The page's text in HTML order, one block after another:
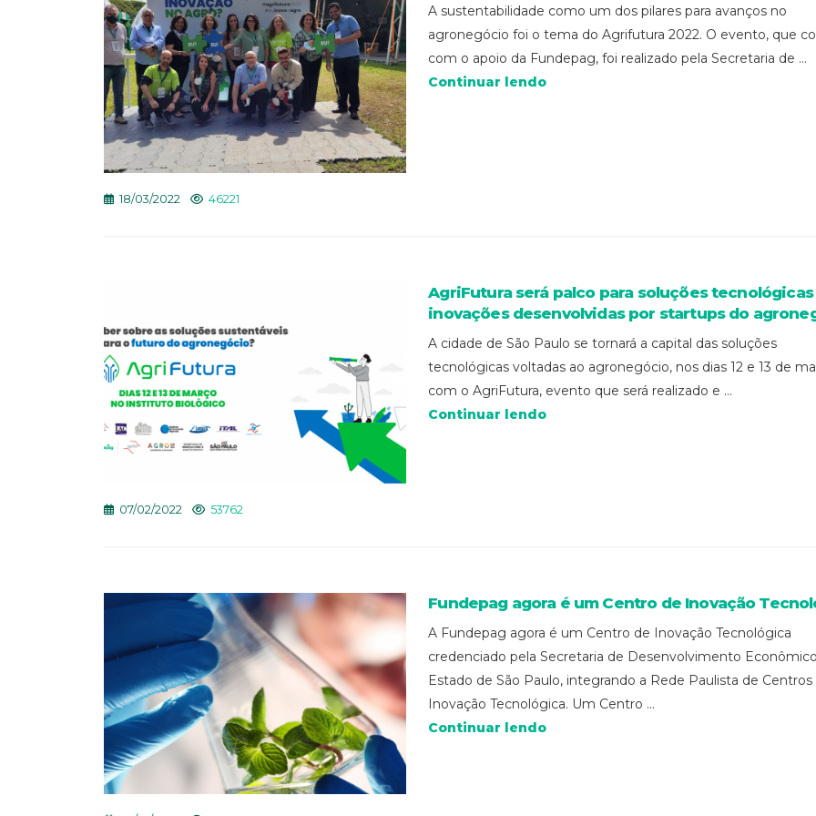
A sustentabilidade como um dos pilares para avanços no
agronegócio foi o tema do Agrifutura 2022. O evento, que
com o apoio da Fundepag, foi realizado pela Secretaria de ...
Continuar lendo
18/03/2022 46221
AgriFutura será palco para soluções tecnológicas
inovações desenvolvidas por startups do
A cidade de São Paulo se tornará a capital das soluções
tecnológicas voltadas ao agronegócio, nos dias 12 e 13 de
com o AgriFutura, evento que será realizado e ...
Continuar lendo
07/02/2022 53762
Fundepag agora é um Centro de Inovação
A Fundepag agora é um Centro de Inovação Tecnológica
credenciado pela Secretaria de Desenvolvimento
Estado de São Paulo, integrando a Rede Paulista de Centros
Inovação Tecnológica. Um Centro ...
Continuar lendo